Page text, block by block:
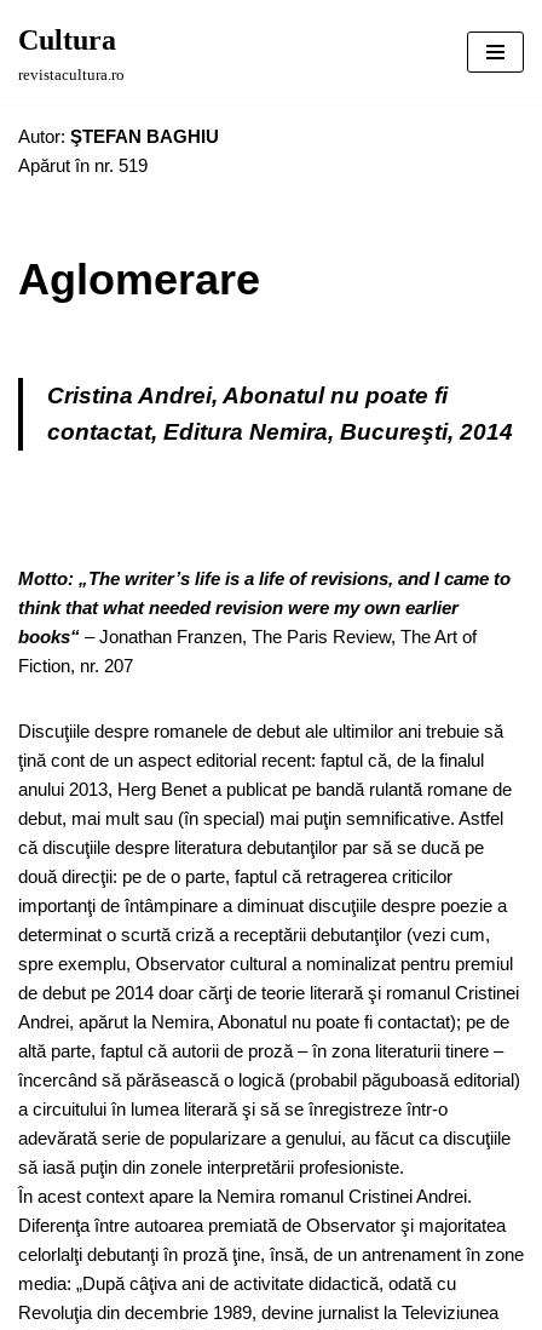
Sari
Cultura
revistacultura.ro
Autor: ŞTEFAN BAGHIU
Apărut în nr. 519
Aglomerare
Cristina Andrei, Abonatul nu poate fi
contactat, Editura Nemira, Bucureşti, 2014
Motto: „The writer’s life is a life of revisions, and I came to
think that what needed revision were my own earlier
books“ – Jonathan Franzen, The Paris Review, The Art of
Fiction, nr. 207
Discuţiile despre romanele de debut ale ultimilor ani trebuie să
ţină cont de un aspect editorial recent: faptul că, de la finalul
anului 2013, Herg Benet a publicat pe bandă rulantă romane de
debut, mai mult sau (în special) mai puţin semnificative. Astfel
că discuţiile despre literatura debutanţilor par să se ducă pe
două direcţii: pe de o parte, faptul că retragerea criticilor
importanţi de întâmpinare a diminuat discuţiile despre poezie a
determinat o scurtă criză a receptării debutanţilor (vezi cum,
spre exemplu, Observator cultural a nominalizat pentru premiul
de debut pe 2014 doar cărţi de teorie literară şi romanul Cristinei
Andrei, apărut la Nemira, Abonatul nu poate fi contactat); pe de
altă parte, faptul că autorii de proză – în zona literaturii tinere –
încercând să părăsească o logică (probabil păguboasă editorial)
a circuitului în lumea literară şi să se înregistreze într-o
adevărată serie de popularizare a genului, au făcut ca discuţiile
să iasă puţin din zonele interpretării profesioniste.
În acest context apare la Nemira romanul Cristinei Andrei.
Diferenţa între autoarea premiată de Observator şi majoritatea
celorlalţi debutanţi în proză ţine, însă, de un antrenament în zone
media: „După câţiva ani de activitate didactică, odată cu
Revoluţia din decembrie 1989, devine jurnalist la Televiziunea